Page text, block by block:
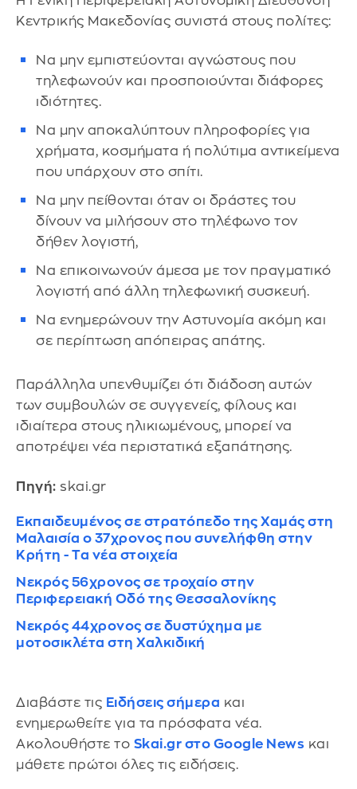
Κεντρικής Μακεδονίας συνιστά στους πολίτες:
Να μην εμπιστεύονται αγνώστους που
τηλεφωνούν και προσποιούνται διάφορες
ιδιότητες.
Να μην αποκαλύπτουν πληροφορίες για
χρήματα, κοσμήματα ή πολύτιμα αντικείμενα
που υπάρχουν στο σπίτι.
Να μην πείθονται όταν οι δράστες του
δίνουν να μιλήσουν στο τηλέφωνο τον
δήθεν λογιστή,
Να επικοινωνούν άμεσα με τον πραγματικό
λογιστή από άλλη τηλεφωνική συσκευή.
Να ενημερώνουν την Αστυνομία ακόμη και
σε περίπτωση απόπειρας απάτης.
Παράλληλα υπενθυμίζει ότι διάδοση αυτών
των συμβουλών σε συγγενείς, φίλους και
ιδιαίτερα στους ηλικιωμένους, μπορεί να
αποτρέψει νέα περιστατικά εξαπάτησης.
Πηγή: skai.gr
Εκπαιδευμένος σε στρατόπεδο της Χαμάς στη
Μαλαισία ο 37χρονος που συνελήφθη στην
Κρήτη - Τα νέα στοιχεία
Νεκρός 56χρονος σε τροχαίο στην
Περιφερειακή Οδό της Θεσσαλονίκης
Νεκρός 44χρονος σε δυστύχημα με
μοτοσικλέτα στη Χαλκιδική
Διαβάστε τις Ειδήσεις σήμερα και
ενημερωθείτε για τα πρόσφατα νέα.
Ακολουθήστε το Skai.gr στο Google News και
μάθετε πρώτοι όλες τις ειδήσεις.